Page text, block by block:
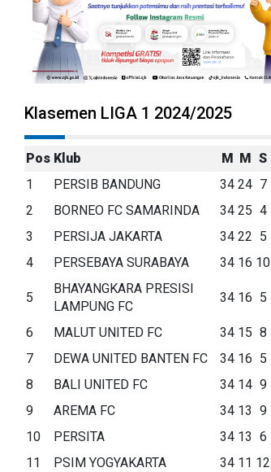
Klasemen LIGA 1 2024/2025
Pos Klub M M S
1
PERSIB BANDUNG 34 24 7
2
BORNEO FC SAMARINDA 34 25 4
3
PERSIJA JAKARTA 34 22 5
4
PERSEBAYA SURABAYA 34 16 10
5
BHAYANGKARA PRESISI
LAMPUNG FC
34 16 5
6 MALUT UNITED FC 34 15 8
7
DEWA UNITED BANTEN FC 34 16 5
8
BALI UNITED FC 34 14 9
9
AREMA FC 34 13 9
10
PERSITA 34 13 6
11
PSIM YOGYAKARTA 34 11 12